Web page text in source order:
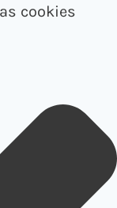
cookies